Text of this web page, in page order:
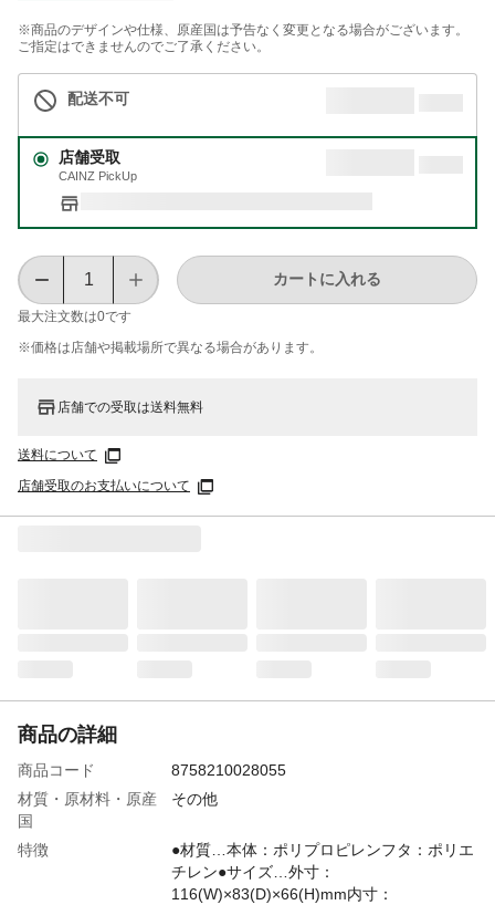
※商品のデザインや仕様、原産国は予告なく変更となる場合がございます。
ご指定はできませんのでご了承ください。
配送不可
店舗受取
CAINZ PickUp
最大注文数は0です
カートに入れる
※価格は​店舗や​掲載場所で​異なる​場合が​あります。
店舗での受取は送料無料
送料について
店舗受取のお支払いについて
商品の詳細
商品コード
8758210028055
材質・原材料・原産
国
その他
特徴
●材質…本体：ポリプロピレンフタ：ポリエ
チレン●サイズ…外寸：
116(W)×83(D)×66(H)mm内寸：